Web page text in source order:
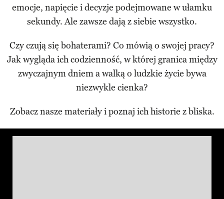
emocje, napięcie i decyzje podejmowane w ułamku
sekundy. Ale zawsze dają z siebie wszystko.
Czy czują się bohaterami? Co mówią o swojej pracy?
Jak wygląda ich codzienność, w której granica między
zwyczajnym dniem a walką o ludzkie życie bywa
niezwykle cienka?
Zobacz nasze materiały i poznaj ich historie z bliska.